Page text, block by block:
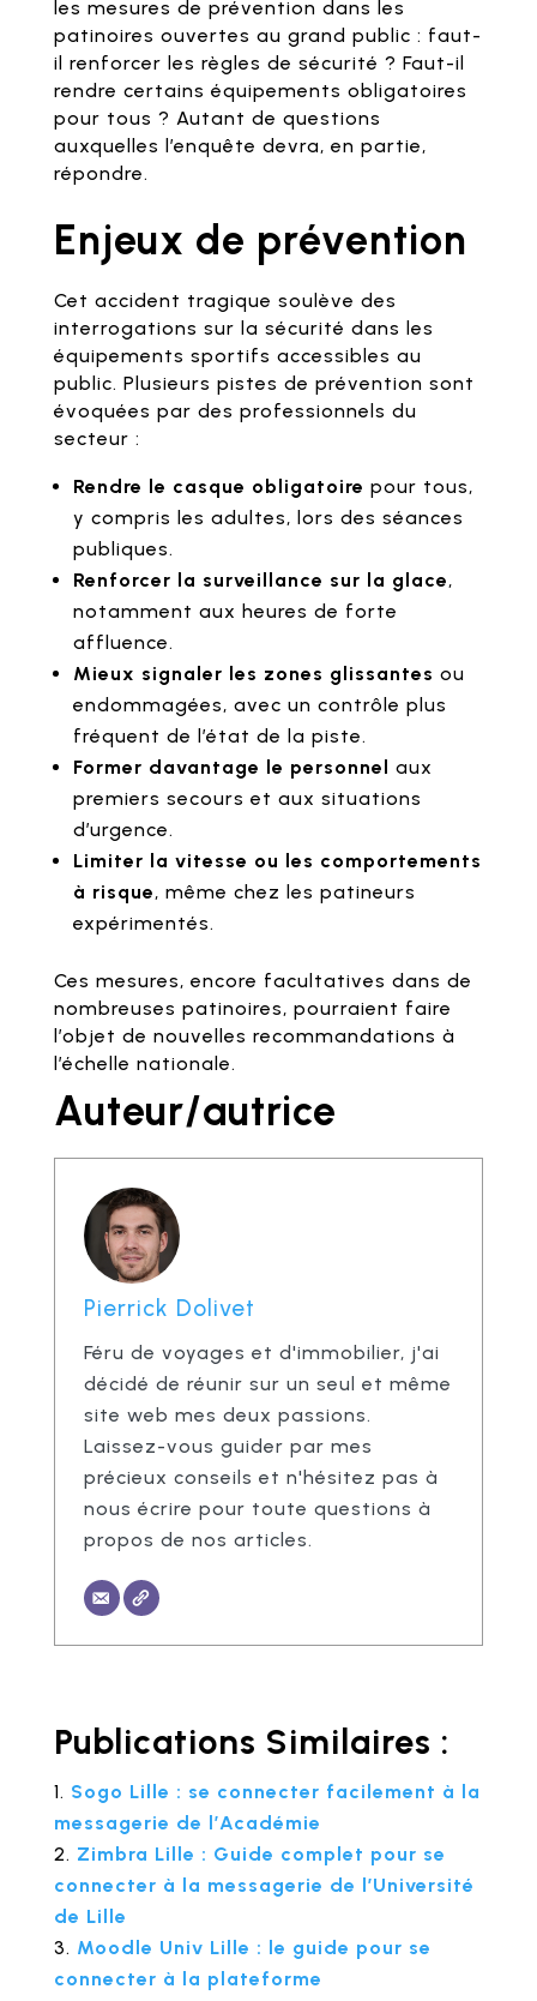
les mesures de prévention dans les
patinoires ouvertes au grand public : faut-
il renforcer les règles de sécurité ? Faut-il
rendre certains équipements obligatoires
pour tous ? Autant de questions
auxquelles l’enquête devra, en partie,
répondre.
Enjeux de prévention
Cet accident tragique soulève des
interrogations sur la sécurité dans les
équipements sportifs accessibles au
public. Plusieurs pistes de prévention sont
évoquées par des professionnels du
secteur :
Rendre le casque obligatoire pour tous,
y compris les adultes, lors des séances
publiques.
Renforcer la surveillance sur la glace,
notamment aux heures de forte
affluence.
Mieux signaler les zones glissantes ou
endommagées, avec un contrôle plus
fréquent de l’état de la piste.
Former davantage le personnel
aux
premiers secours et aux situations
d’urgence.
Limiter la vitesse ou les comportements
à risque, même chez les patineurs
expérimentés.
Ces mesures, encore facultatives dans de
nombreuses patinoires, pourraient faire
l’objet de nouvelles recommandations à
l’échelle nationale.
Auteur/autrice
Pierrick Dolivet
Féru de voyages et d'immobilier, j'ai
décidé de réunir sur un seul et même
site web mes deux passions.
Laissez-vous guider par mes
précieux conseils et n'hésitez pas à
nous écrire pour toute questions à
propos de nos articles.
Publications Similaires :
Sogo Lille : se connecter facilement à la
messagerie de l’Académie
Zimbra Lille : Guide complet pour se
connecter à la messagerie de l’Université
de Lille
Moodle Univ Lille : le guide pour se
connecter à la plateforme